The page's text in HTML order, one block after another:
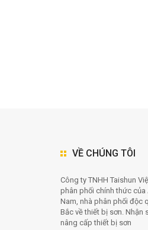
VỀ CHÚNG TÔI
Công ty TNHH Taishun
phân phối chính thức
Nam, nhà phân phối độc
Bắc về thiết bị sơn. Nhận
nâng cấp thiết bị sơn